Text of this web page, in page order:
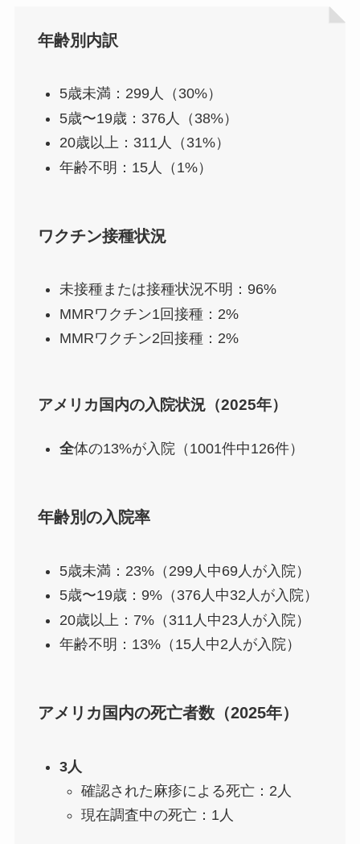
年齢別内訳
5歳未満：299人（30%）
5歳〜19歳：376人（38%）
20歳以上：311人（31%）
年齢不明：15人（1%）
ワクチン接種状況
未接種または接種状況不明：96%
MMRワクチン1回接種：2%
MMRワクチン2回接種：2%
アメリカ国内の入院状況（2025年）
全体の13%が入院（1001件中126件）
年齢別の入院率
5歳未満：23%（299人中69人が入院）
5歳〜19歳：9%（376人中32人が入院）
20歳以上：7%（311人中23人が入院）
年齢不明：13%（15人中2人が入院）
アメリカ国内の死亡者数（2025年）
3人
確認された麻疹による死亡：2人
現在調査中の死亡：1人